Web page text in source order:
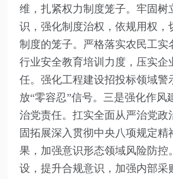
维，扎紧权力制度笼子。牢固树
识，强化制度治权，依规用权，
制度的笼子。严格落实农民工实
行业安全教育培训力度，压实企
任。强化工程建设招投标领域警
放“零容忍”信号。三是强化作风
治党责任。扛实全面从严治党政
固拓展深入贯彻中央八项规定精
果，加强意识形态领域风险防控
设，提升合规意识，加强内部采